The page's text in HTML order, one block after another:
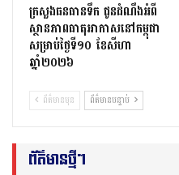
ក្រសួងធនធានទឹក ជូនដំណឹងអំពី
ស្ថានភាពធាតុអាកាសនៅកម្ពុជា
សម្រាប់ថ្ងៃទី១០ ខែសីហា
ឆ្នាំ២០២៦
ព័ត៌មានមុន ព័ត៌មានបន្ទាប់
ព័ត៌មានថ្មីៗ